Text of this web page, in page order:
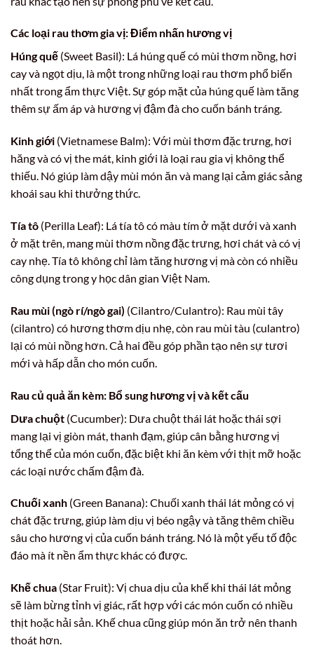
Các loại rau thơm gia vị: Điểm nhấn hương vị
Húng quế (Sweet Basil): Lá húng quế có mùi thơm nồng, hơi
cay và ngọt dịu, là một trong những loại rau thơm phổ biến
nhất trong ẩm thực Việt. Sự góp mặt của húng quế làm tăng
thêm sự ấm áp và hương vị đậm đà cho cuốn bánh tráng.
Kinh giới (Vietnamese Balm): Với mùi thơm đặc trưng, hơi
hăng và có vị the mát, kinh giới là loại rau gia vị không thể
thiếu. Nó giúp làm dậy mùi món ăn và mang lại cảm giác sảng
khoái sau khi thưởng thức.
Tía tô (Perilla Leaf): Lá tía tô có màu tím ở mặt dưới và xanh
ở mặt trên, mang mùi thơm nồng đặc trưng, hơi chát và có vị
cay nhẹ. Tía tô không chỉ làm tăng hương vị mà còn có nhiều
công dụng trong y học dân gian Việt Nam.
Rau mùi (ngò rí/ngò gai) (Cilantro/Culantro): Rau mùi tây
(cilantro) có hương thơm dịu nhẹ, còn rau mùi tàu (culantro)
lại có mùi nồng hơn. Cả hai đều góp phần tạo nên sự tươi
mới và hấp dẫn cho món cuốn.
Rau củ quả ăn kèm: Bổ sung hương vị và kết cấu
Dưa chuột (Cucumber): Dưa chuột thái lát hoặc thái sợi
mang lại vị giòn mát, thanh đạm, giúp cân bằng hương vị
tổng thể của món cuốn, đặc biệt khi ăn kèm với thịt mỡ hoặc
các loại nước chấm đậm đà.
Chuối xanh (Green Banana): Chuối xanh thái lát mỏng có vị
chát đặc trưng, giúp làm dịu vị béo ngậy và tăng thêm chiều
sâu cho hương vị của cuốn bánh tráng. Nó là một yếu tố độc
đáo mà ít nền ẩm thực khác có được.
Khế chua (Star Fruit): Vị chua dịu của khế khi thái lát mỏng
sẽ làm bừng tỉnh vị giác, rất hợp với các món cuốn có nhiều
thịt hoặc hải sản. Khế chua cũng giúp món ăn trở nên thanh
thoát hơn.